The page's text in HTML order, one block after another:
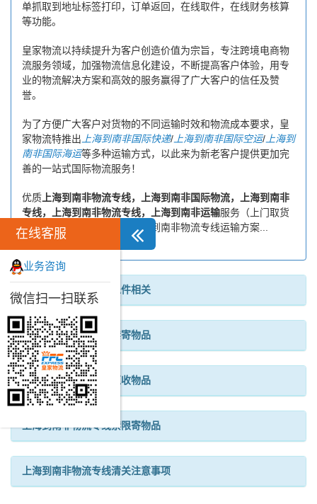
单抓取到地址标签打印，订单返回，在线取件，在线财务核算
等功能。
皇家物流以持续提升为客户创造价值为宗旨，专注跨境电商物
流服务领域，加强物流信息化建设，不断提高客户体验，用专
业的物流解决方案和高效的服务赢得了广大客户的信任及赞
誉。
为了方便广大客户对货物的不同运输时效和物流成本要求，皇
家物流特推出 上海到南非国际快递/ 上海到南非国际空运/ 上海到
南非国际海运等多种运输方式，以此来为新老客户提供更加完
善的一站式国际物流服务！
优质 上海到南非物流专线，上海到南非国际物流，上海到南非
专线，上海到南非物流专线，上海到南非运输服务（上门取货
送货到门）。皇家一站式上海到南非物流专线运输方案...
上海到南非物流专线退件相关
上海到南非物流专线禁寄物品
上海到南非物流专线拒收物品
上海到南非物流专线禁限寄物品
上海到南非物流专线清关注意事项
在线客服
业务咨询
微信扫一扫联系